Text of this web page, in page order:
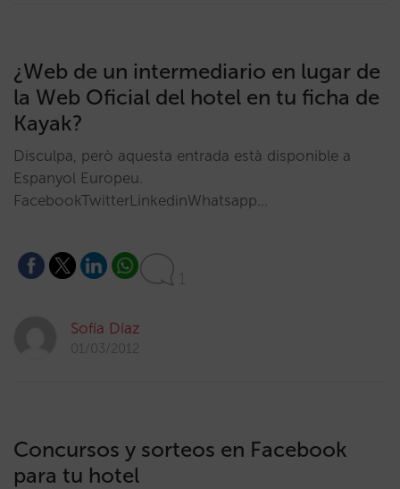
¿Web de un intermediario en lugar de
la Web Oficial del hotel en tu ficha de
Kayak?
Disculpa, però aquesta entrada està disponible a
Espanyol Europeu.
FacebookTwitterLinkedinWhatsapp…
1
Sofía Díaz
01/03/2012
Concursos y sorteos en Facebook
para tu hotel